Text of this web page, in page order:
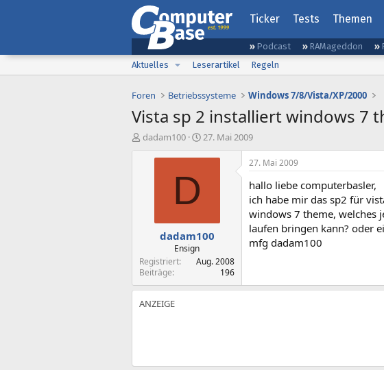
Ticker Tests Themen
Podcast RAMageddon
Aktuelles
Leserartikel Regeln
Foren Betriebssysteme Windows 7/8/Vista/XP/2000
Vista sp 2 installiert windows 7
E
dadam100
E
s
t
a
27. Mai 2009
D
dadam100
Ensign
Registriert
Aug. 2008
Beiträge
196
27. Mai 2009
hallo liebe computerbasler,
ich habe mir das sp2 für
windows 7 theme, welches
laufen bringen kann? oder
mfg dadam100